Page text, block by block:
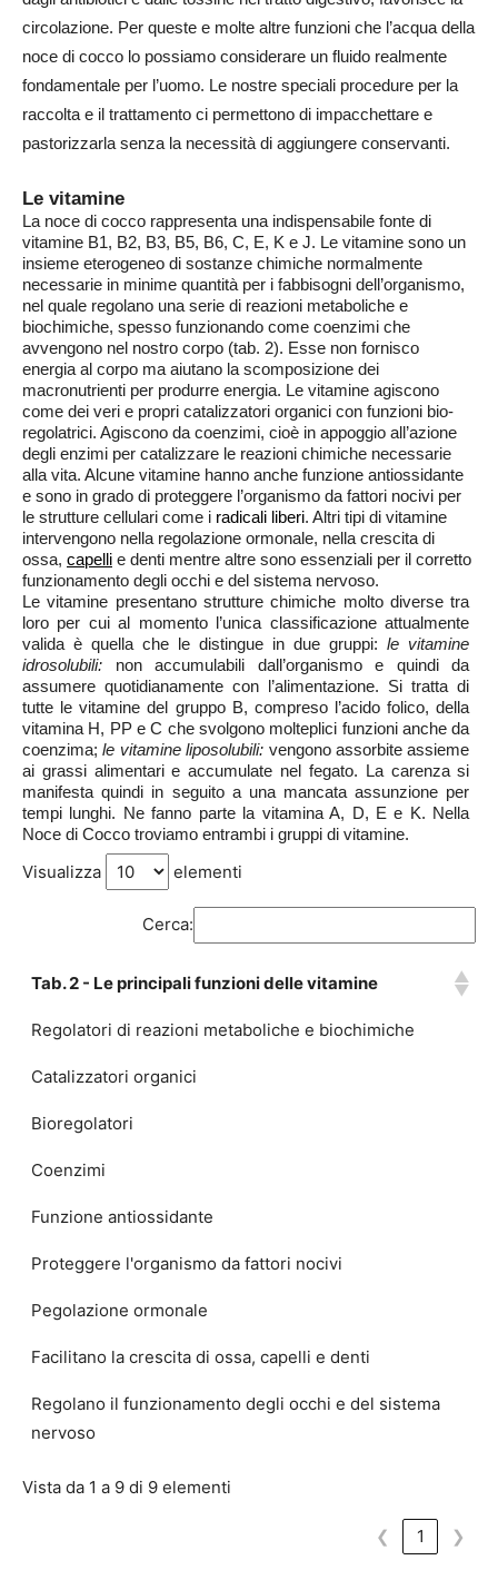
circolazione. Per queste e molte altre funzioni che l’acqua della
noce di cocco lo possiamo considerare un fluido realmente
fondamentale per l’uomo. Le nostre speciali procedure per la
raccolta e il trattamento ci permettono di impacchettare e
pastorizzarla senza la necessità di aggiungere conservanti.
Le vitamine
La noce di cocco rappresenta una indispensabile fonte di
vitamine B1, B2, B3, B5, B6, C, E, K e J. Le vitamine sono un
insieme eterogeneo di sostanze chimiche normalmente
necessarie in minime quantità per i fabbisogni dell’organismo,
nel quale regolano una serie di reazioni metaboliche e
biochimiche, spesso funzionando come coenzimi che
avvengono nel nostro corpo (tab. 2). Esse non fornisco
energia al corpo ma aiutano la scomposizione dei
macronutrienti per produrre energia. Le vitamine agiscono
come dei veri e propri catalizzatori organici con funzioni bio-
regolatrici. Agiscono da coenzimi, cioè in appoggio all’azione
degli enzimi per catalizzare le reazioni chimiche necessarie
alla vita. Alcune vitamine hanno anche funzione antiossidante
e sono in grado di proteggere l’organismo da fattori nocivi per
le strutture cellulari come i radicali liberi. Altri tipi di vitamine
intervengono nella regolazione ormonale, nella crescita di
ossa, capelli e denti mentre altre sono essenziali per il corretto
funzionamento degli occhi e del sistema nervoso.
Le vitamine presentano strutture chimiche molto diverse tra
loro per cui al momento l’unica classificazione attualmente
valida è quella che le distingue in due gruppi:le vitamine
idrosolubili: non accumulabili dall’organismo e quindi da
assumere quotidianamente con l’alimentazione. Si tratta di
tutte le vitamine del gruppo B, compreso l’acido folico, della
vitamina H, PP e C che svolgono molteplici funzioni anche da
coenzima;le vitamine liposolubili: vengono assorbite assieme
ai grassi alimentari e accumulate nel fegato. La carenza si
manifesta quindi in seguito a una mancata assunzione per
tempi lunghi. Ne fanno parte la vitamina A, D, E e K. Nella
Noce di Cocco troviamo entrambi i gruppi di vitamine.
Visualizza elementi
Cerca:
Tab. 2 - Le principali funzioni delle vitamine
Regolatori di reazioni metaboliche e biochimiche
Catalizzatori organici
Bioregolatori
Coenzimi
Funzione antiossidante
Proteggere l'organismo da fattori nocivi
Pegolazione ormonale
Facilitano la crescita di ossa, capelli e denti
Regolano il funzionamento degli occhi e del sistema
nervoso
Vista da 1 a 9 di 9 elementi
❮ 1 ❯